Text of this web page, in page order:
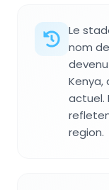
Le
nom
Kenya,
actuel.
region.